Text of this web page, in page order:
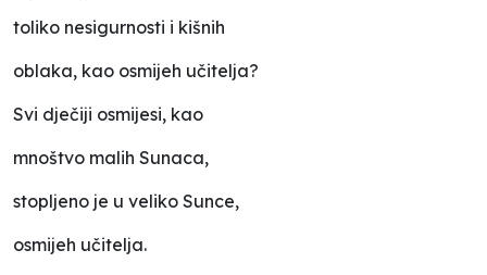
toliko nesigurnosti i kišnih
oblaka, kao osmijeh učitelja?
Svi dječiji osmijesi, kao
mnoštvo malih Sunaca,
stopljeno je u veliko Sunce,
osmijeh učitelja.